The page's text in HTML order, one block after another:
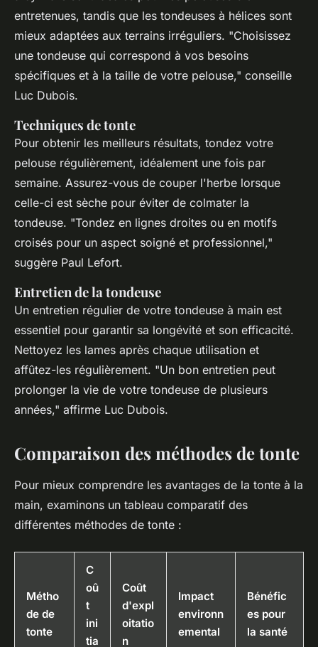
entretenues, tandis que les tondeuses à hélices sont
mieux adaptées aux terrains irréguliers. "Choisissez
une tondeuse qui correspond à vos besoins
spécifiques et à la taille de votre pelouse," conseille
Luc Dubois.
Techniques de tonte
Pour obtenir les meilleurs résultats, tondez votre
pelouse régulièrement, idéalement une fois par
semaine. Assurez-vous de couper l'herbe lorsque
celle-ci est sèche pour éviter de colmater la
tondeuse. "Tondez en lignes droites ou en motifs
croisés pour un aspect soigné et professionnel,"
suggère Paul Lefort.
Entretien de la tondeuse
Un entretien régulier de votre tondeuse à main est
essentiel pour garantir sa longévité et son efficacité.
Nettoyez les lames après chaque utilisation et
affûtez-les régulièrement. "Un bon entretien peut
prolonger la vie de votre tondeuse de plusieurs
années," affirme Luc Dubois.
Comparaison des méthodes de tonte
Pour mieux comprendre les avantages de la tonte à la
main, examinons un tableau comparatif des
différentes méthodes de tonte :
Métho
de de
tonte
C
oû
t
ini
tia
Coût
d'expl
oitatio
n
Impact
environn
emental
Bénéfic
es pour
la santé